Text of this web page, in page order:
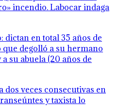
incendio. Labocar indaga
dictan en total 35 años de
degolló a su hermano
a su abuela (20 años de
dos veces consecutivas en
y taxista lo